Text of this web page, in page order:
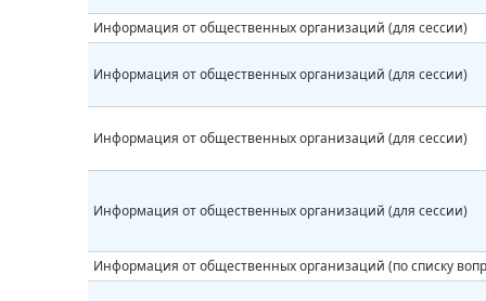
Информация от общественных организаций (для сессии)
Информация от общественных организаций (для сессии)
Информация от общественных организаций (для сессии)
Информация от общественных организаций (для сессии)
Информация от общественных организаций (по списку